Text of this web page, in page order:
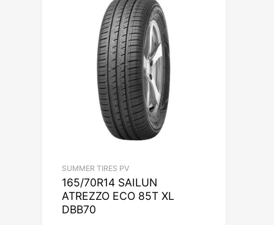
SUMMER TIRES PV
165/70R14 SAILUN
ATREZZO ECO 85T XL
DBB70